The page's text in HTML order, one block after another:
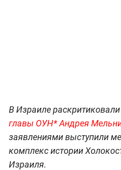
В Израиле раскритиковали
главы ОУН* Андрея
заявлениями выступили
комплекс истории
Израиля.